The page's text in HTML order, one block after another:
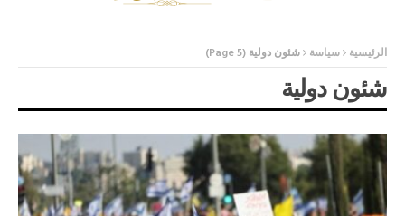
الرئيسية سياسة شئون دولية(Page 5)
شئون دولية